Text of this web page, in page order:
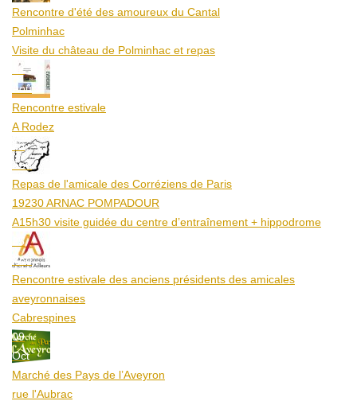
Rencontre d'été des amoureux du Cantal
Polminhac
Visite du château de Polminhac et repas
12
Aoû
Rencontre estivale
A Rodez
23
Aoû
Repas de l'amicale des Corréziens de Paris
19230 ARNAC POMPADOUR
A15h30 visite guidée du centre d’entraînement + hippodrome
25
Aoû
Rencontre estivale des anciens présidents des amicales
aveyronnaises
Cabrespines
09
Oct
Marché des Pays de l’Aveyron
rue l'Aubrac